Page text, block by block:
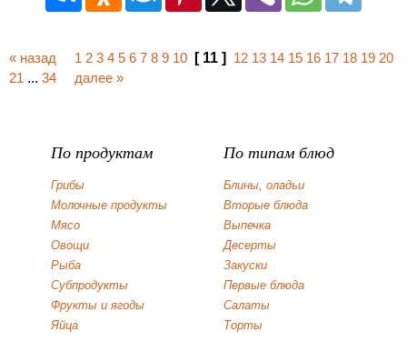
« назад 1 2 3 4 5 6 7 8 9 10 [ 11 ] 12 13 14 15 16 17 18 19 20
21 ... 34 далее »
По продуктам
Грибы
Молочные продукты
Мясо
Овощи
Рыба
Субпродукты
Фрукты и ягоды
Яйца
По типам блюд
Блины, оладьи
Вторые блюда
Выпечка
Десерты
Закуски
Первые блюда
Салаты
Торты